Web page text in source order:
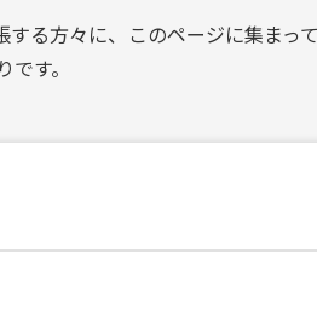
る方々に、このページに集ま
す。